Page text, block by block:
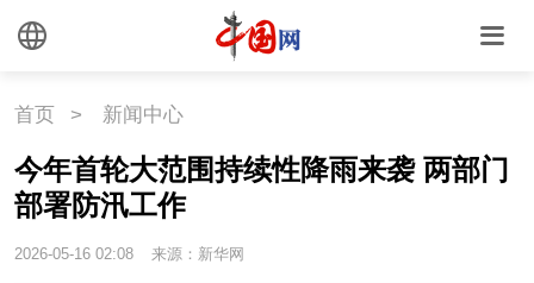
首页 > 新闻中心
今年首轮大范围持续性降雨来袭 两部门
部署防汛工作
2026-05-16 02:08 来源：新华网